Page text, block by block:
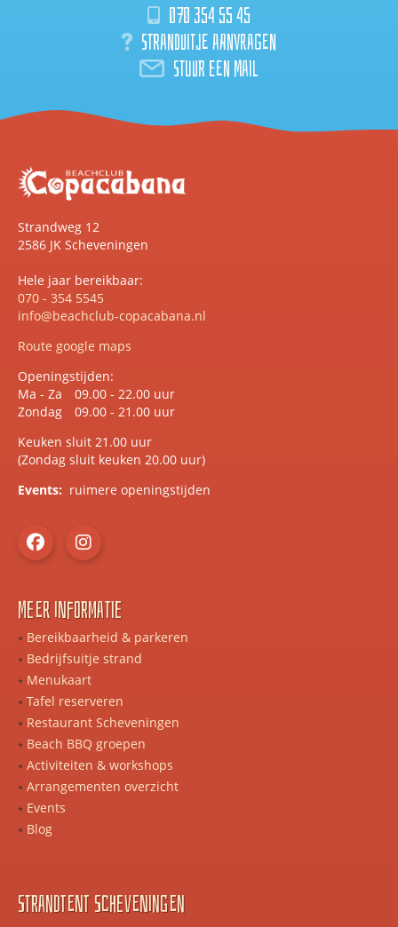
070 354 55 45
Stranduitje aanvragen
Stuur een mail
Strandweg 12
2586 JK Scheveningen
Hele jaar bereikbaar:
070 - 354 5545
info@beachclub-copacabana.nl
Route google maps
Openingstijden:
Ma - Za
09.00 - 22.00 uur
Zondag
09.00 - 21.00 uur
Keuken sluit 21.00 uur
(Zondag sluit keuken 20.00 uur)
Events: ruimere openingstijden
Strandtent scheveningen
Meer informatie
Bereikbaarheid & parkeren
Bedrijfsuitje strand
Menukaart
Tafel reserveren
Restaurant Scheveningen
Beach BBQ groepen
Activiteiten & workshops
Arrangementen overzicht
Events
Blog